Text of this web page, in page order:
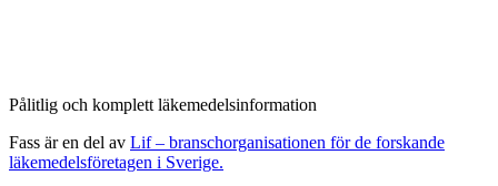
Pålitlig och komplett läkemedelsinformation
Fass är en del av Lif – branschorganisationen för de forskande
läkemedelsföretagen i Sverige.